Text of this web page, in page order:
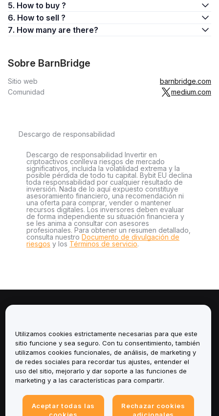
5. How to buy ?
6. How to sell ?
7. How many are there?
Sobre BarnBridge
Sitio web
barnbridge.com
Comunidad
medium.com
Descargo de responsabilidad
Descargo de responsabilidad Invertir en
criptoactivos conlleva riesgos de mercado
significativos, incluida la volatilidad extrema y la
posible pérdida de todo tu capital. Bybit EU declina
toda responsabilidad por cualquier resultado de
inversión. Nada de lo aquí expuesto constituye
asesoramiento financiero, una recomendación ni
una oferta para comprar, vender o mantener
recursos digitales. Los inversores deben evaluar
de forma independiente su situación financiera y
se les anima a consultar con asesores
profesionales. Para obtener un resumen detallado,
consulta nuestro Documento de divulgación de
riesgos y los Términos de servicio.
Servicios
Soporte
Productos
Legal
Utilizamos cookies estrictamente necesarias para que este
sitio funcione y sea seguro. Con tu consentimiento, también
utilizamos cookies funcionales, de análisis, de marketing y
de redes sociales para recordar tus ajustes, entender el
uso del sitio, mejorarlo y dar soporte a las funciones de
marketing y a las características para compartir.
Aceptar todas las
Rechazar cookies